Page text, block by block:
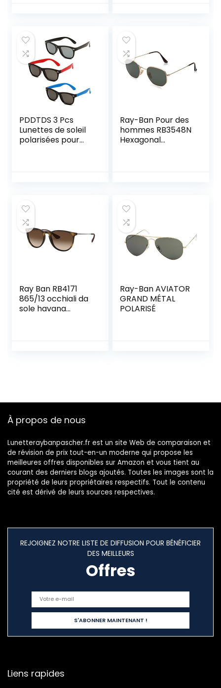
PDDTDS 3 Pcs
Lunettes de soleil
polarisées pour
à 9 ans protection
solaire voyage
activités
Ray-Ban Pour des
hommes RB3548N
Hexagonal
Ray Ban RB4171
865/13 occhiali da
sole havana
Ray-Ban AVIATOR
GRAND MÉTAL
POLARISÉ
À propos de nous
Lunetteraybanpascher.fr est un site Web de comparaison et
de révision de prix tout-en-un moderne qui propose les
meilleures offres disponibles sur Amazon et vous tient au
courant des derniers blogs ajoutés. Toutes les images sont la
propriété de leurs propriétaires respectifs. Tout le contenu
cité est dérivé de leurs sources respectives.
REJOIGNEZ NOTRE LISTE DE DIFFUSION POUR BÉNÉFICIER
DES MEILLEURS
Offres
Liens rapides